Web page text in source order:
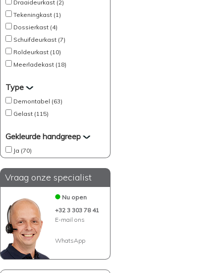
Draaideurkast (2)
Tekeningkast (1)
Dossierkast (4)
Schuifdeurkast (7)
Roldeurkast (10)
Meerladekast (18)
Type
Demontabel (63)
Gelast (115)
Gekleurde handgreep
Ja (70)
Vraag onze specialist
Nu open
+32 3 303 78 41
E-mail ons
WhatsApp